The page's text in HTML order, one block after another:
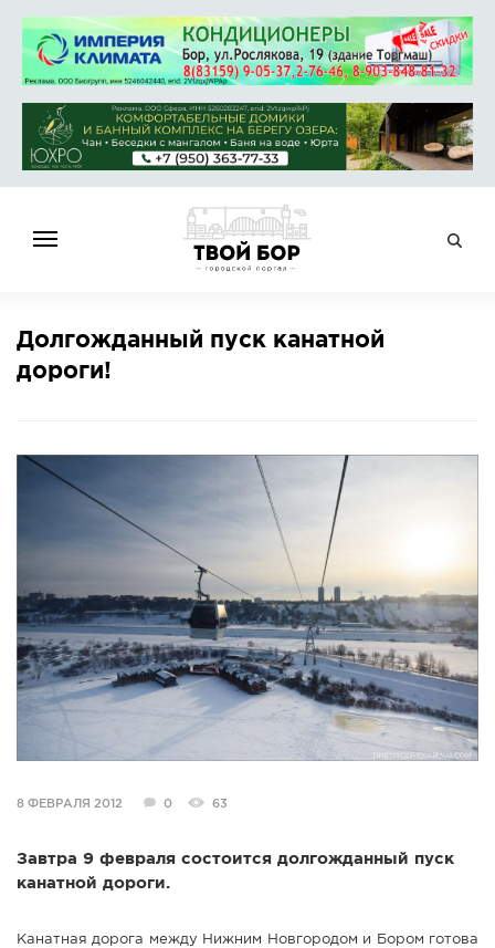
НОВОСТИ
СПРАВОЧНИК
СПРАВКА
СТАТЬИ
ГОЛОСОВАНИЯ
ПРЕДЛОЖИТЬ НОВОСТЬ
Долгожданный пуск канатной
дороги!
8 ФЕВРАЛЯ 2012 0 63
Завтра 9 февраля состоится долгожданный пуск
канатной дороги.
Канатная дорога между Нижним Новгородом и Бором готова